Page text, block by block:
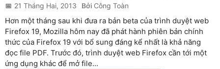
21 Tháng Hai, 2013 Công Toàn
Hơn một tháng sau khi đưa ra bản beta của trình duyệt web
Firefox 19, Mozilla hôm nay đã phát hành phiên bản chính
thức của Firefox 19 với bổ sung đáng kể nhất là khả năng
đọc file PDF. Trước đó, trình duyệt web Firefox cần tới một
ứng dụng khác để mở file...